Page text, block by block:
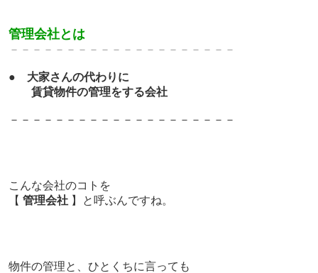
管理会社とは
－－－－－－－－－－－－－ －－－－－－－
● 大家さんの代わりに
賃貸物件の管理をする会社
－－－－－－－－－－－－－ －－－－－－－
こんな会社のコトを
【 管理会社】と呼ぶんですね。
物件の管理と、ひとくちに言っても